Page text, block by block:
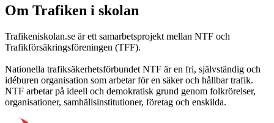
Om Trafiken i skolan
Trafikeniskolan.se är ett samarbetsprojekt mellan NTF och
Trafikförsäkringsföreningen (TFF).
Nationella trafiksäkerhetsförbundet NTF är en fri, självständig och
idéburen organisation som arbetar för en säker och hållbar trafik.
NTF arbetar på ideell och demokratisk grund genom folkrörelser,
organisationer, samhällsinstitutioner, företag och enskilda.